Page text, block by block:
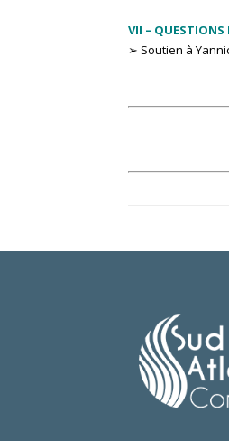
VII – QUESTIONS
➢ Soutien à